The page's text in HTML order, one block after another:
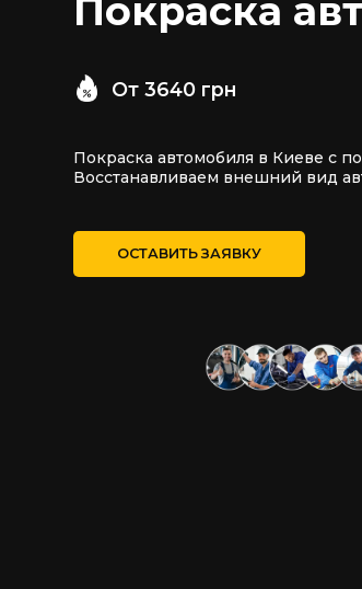
Покраска
От 3640 грн
Покраска автомобиля в Киеве с
Восстанавливаем внешний вид
ОСТАВИТЬ ЗАЯВКУ